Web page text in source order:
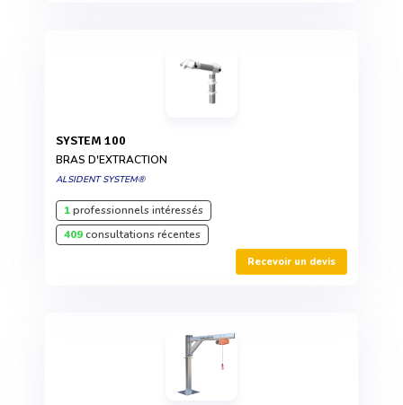
SYSTEM 100
BRAS D'EXTRACTION
ALSIDENT SYSTEM®
1professionnels intéressés
409consultations récentes
Recevoir un devis